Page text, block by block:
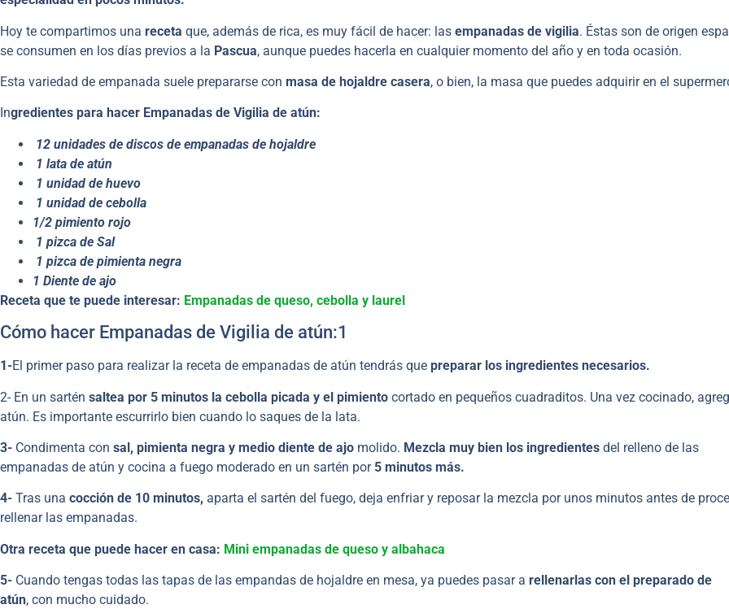
Hoy te compartimos una receta que, además de rica, es muy fácil de hacer: las empanadas de vigilia. Éstas son de origen
se consumen en los días previos a la Pascua, aunque puedes hacerla en cualquier momento del año y en toda ocasión.
Esta variedad de empanada suele prepararse con masa de hojaldre casera, o bien, la masa que puedes adquirir en el
Ingredientes para hacer Empanadas de Vigilia de atún:
12 unidades de discos de empanadas de hojaldre
1 lata de atún
1 unidad de huevo
1 unidad de cebolla
1/2 pimiento rojo
1 pizca de Sal
1 pizca de pimienta negra
1 Diente de ajo
Receta que te puede interesar: Empanadas de queso, cebolla y laurel
Cómo hacer Empanadas de Vigilia de atún:1
1-El primer paso para realizar la receta de empanadas de atún tendrás que preparar los ingredientes necesarios.
2- En un sartén saltea por 5 minutos la cebolla picada y el pimiento cortado en pequeños cuadraditos. Una vez cocinado,
atún. Es importante escurrirlo bien cuando lo saques de la lata.
3- Condimenta con sal, pimienta negra y medio diente de ajo molido. Mezcla muy bien los ingredientes del relleno de las
empanadas de atún y cocina a fuego moderado en un sartén por5 minutos más.
4- Tras una cocción de 10 minutos, aparta el sartén del fuego, deja enfriar y reposar la mezcla por unos minutos antes de
rellenar las empanadas.
Otra receta que puede hacer en casa: Mini empanadas de queso y albahaca
5- Cuando tengas todas las tapas de las empandas de hojaldre en mesa, ya puedes pasar a rellenarlas con el preparado de
atún, con mucho cuidado.